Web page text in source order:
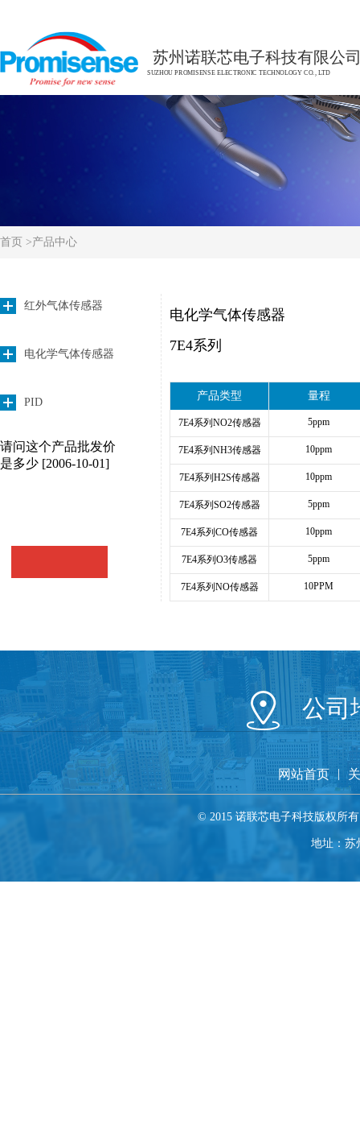
苏州诺联芯电子科技有限公
SUZHOU PROMISENSE ELECTRONIC TECHNOLOGY CO., LTD
首页 >产品中心
红外气体传感器
电化学气体传感器
PID
请问这个产品批发价
是多少 [2006-10-01]
电化学气体传感器
7E4系列
产品类型 量程
7E4系列NO2传感器 5ppm
7E4系列NH3传感器 10ppm
7E4系列H2S传感器 10ppm
7E4系列SO2传感器 5ppm
7E4系列CO传感器 10ppm
7E4系列O3传感器 5ppm
7E4系列NO传感器 10PPM
公司
网站首页 |
© 2015 诺联芯电子科技版权所
地址：苏